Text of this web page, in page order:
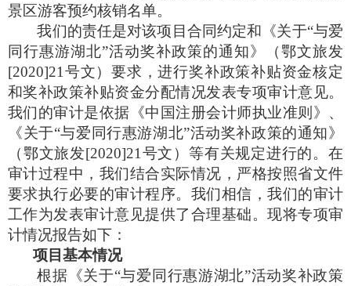
景区游客预约核销名单。
我们的责任是对该项目合同约定和《关于“与爱
同行惠游湖北”活动奖补政策的通知》（鄂文旅发
[2020]21 号文）要求，进行奖补政策补贴资金核定
和奖补政策补贴资金分配情况发表专项审计意见。
我们的审计是依据《中国注册会计师执业准则》、
《关于“与爱同行惠游湖北”活动奖补政策的通知》
（鄂文旅发[2020]21 号文）等有关规定进行的。在
审计过程中，我们结合实际情况，严格按照省文件
要求执行必要的审计程序。我们相信，我们的审计
工作为发表审计意见提供了合理基础。现将专项审
计情况报告如下：
项目基本情况
根据《关于“与爱同行惠游湖北”活动奖补政策